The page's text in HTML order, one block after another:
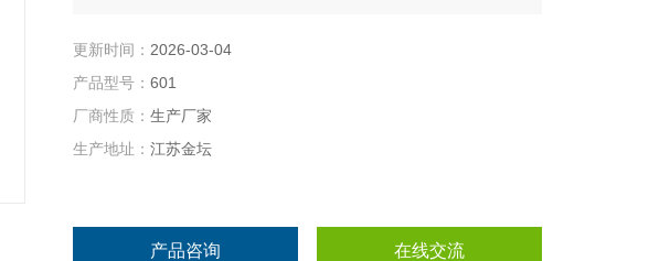
更新时间： 2026-03-04
产品型号： 601
厂商性质： 生产厂家
生产地址： 江苏金坛
产品咨询 在线交流